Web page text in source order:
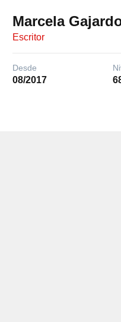
Marcela
Escritor
Desde
08/2017